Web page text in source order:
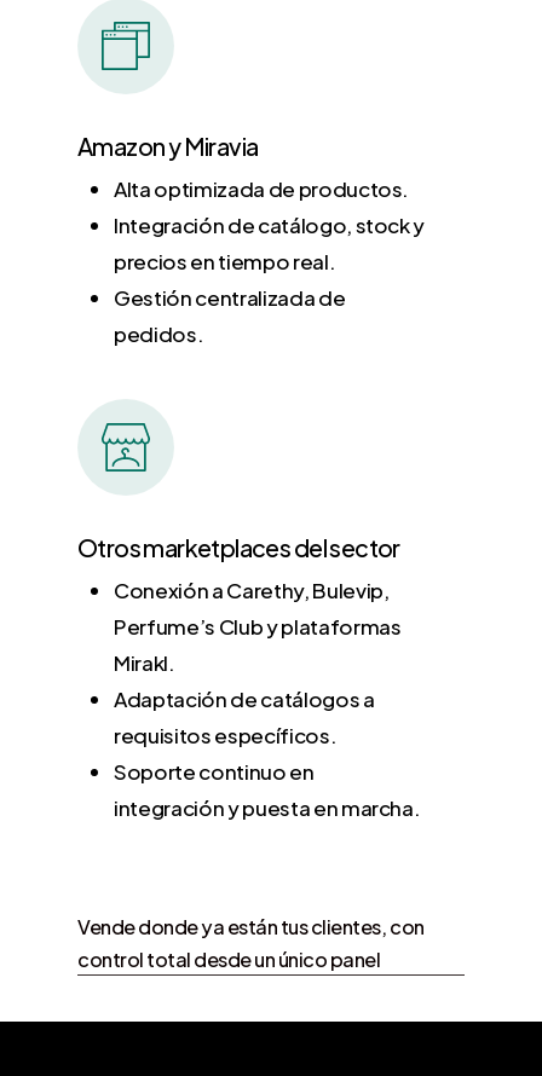
Amazon y Miravia
Alta optimizada de productos.
Integración de catálogo, stock y
precios en tiempo real.
Gestión centralizada de
pedidos.
Otros marketplaces del sector
Conexión a Carethy, Bulevip,
Perfume’s Club y plataformas
Mirakl.
Adaptación de catálogos a
requisitos específicos.
Soporte continuo en
integración y puesta en marcha.
Vende donde ya están tus clientes, con
control total desde un único panel